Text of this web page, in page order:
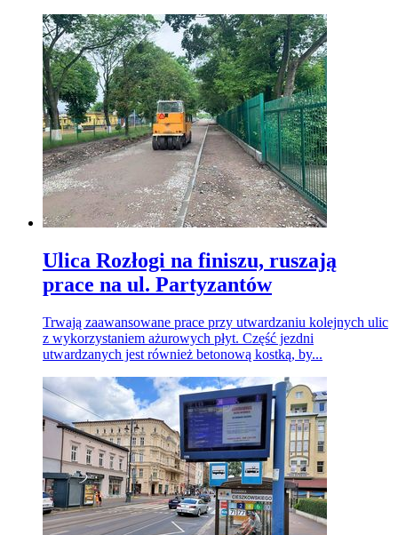
Ulica Rozłogi na finiszu, ruszają
prace na ul. Partyzantów
Trwają zaawansowane prace przy utwardzaniu kolejnych ulic
z wykorzystaniem ażurowych płyt. Część jezdni
utwardzanych jest również betonową kostką, by...